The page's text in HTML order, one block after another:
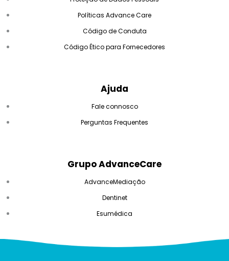
Políticas Advance Care
Código de Conduta
Código Ético para Fornecedores
Ajuda
Fale connosco
Perguntas Frequentes
Grupo AdvanceCare
AdvanceMediação
Dentinet
Esumédica